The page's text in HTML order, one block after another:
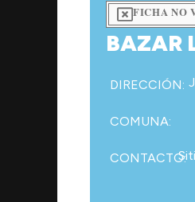
FICHA NO
BAZAR
DIRECCIÓN:
COMUNA:
CONTACTO: